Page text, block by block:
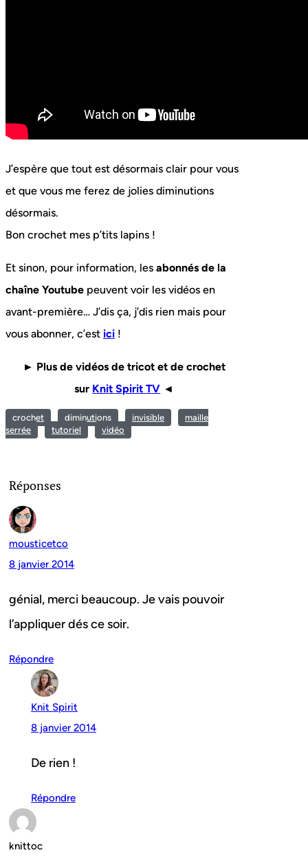
J’espère que tout est désormais clair pour vous
et que vous me ferez de jolies diminutions
désormais.
Bon crochet mes p’tits lapins !
Et sinon, pour information, les abonnés de la
chaîne Youtube peuvent voir les vidéos en
avant-première… J’dis ça, j’dis rien mais pour
vous abonner, c’est ici !
► Plus de vidéos de tricot et de crochet
sur Knit Spirit TV ◄
crochet diminutions invisible
maille
serrée
tutoriel vidéo
Réponses
mousticetco
8 janvier 2014
génial, merci beaucoup. Je vais pouvoir
l’appliquer dés ce soir.
Répondre
Knit Spirit
8 janvier 2014
De rien !
Répondre
knittoc